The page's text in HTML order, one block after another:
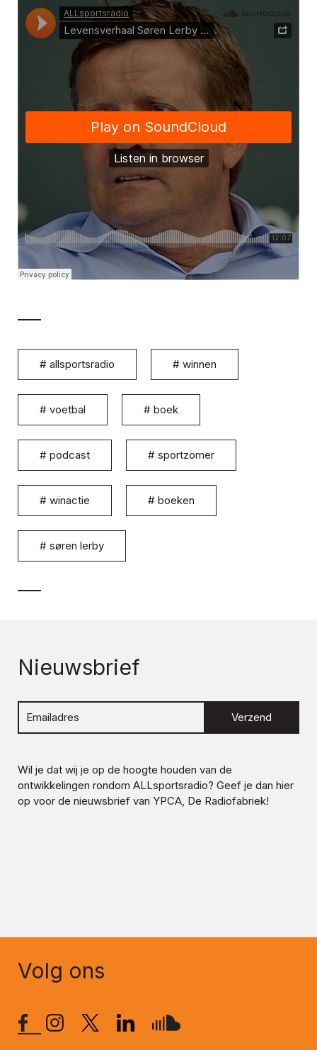
# allsportsradio # winnen
# voetbal # boek
# podcast # sportzomer
# winactie # boeken
# søren lerby
Nieuwsbrief
Verzend
Wil je dat wij je op de hoogte houden van de
ontwikkelingen rondom ALLsportsradio? Geef je dan hier
op voor de nieuwsbrief van YPCA, De Radiofabriek!
Volg ons